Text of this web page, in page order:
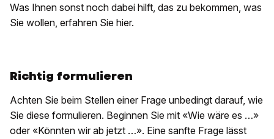
Was Ihnen sonst noch dabei hilft, das zu bekommen, was
Sie wollen, erfahren Sie hier.
Richtig formulieren
Achten Sie beim Stellen einer Frage unbedingt darauf, wie
Sie diese formulieren. Beginnen Sie mit «Wie wäre es …»
oder «Könnten wir ab jetzt …». Eine sanfte Frage lässt